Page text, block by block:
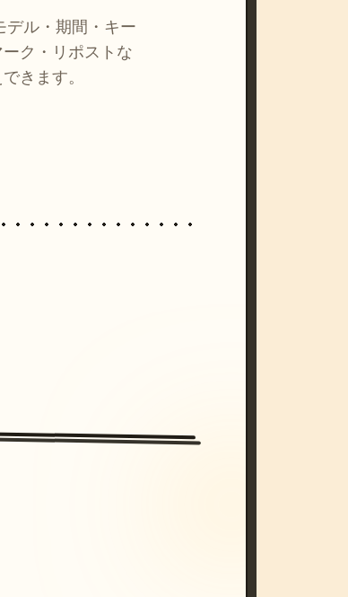
デル・期間・キー
ク・リポストな
きます。